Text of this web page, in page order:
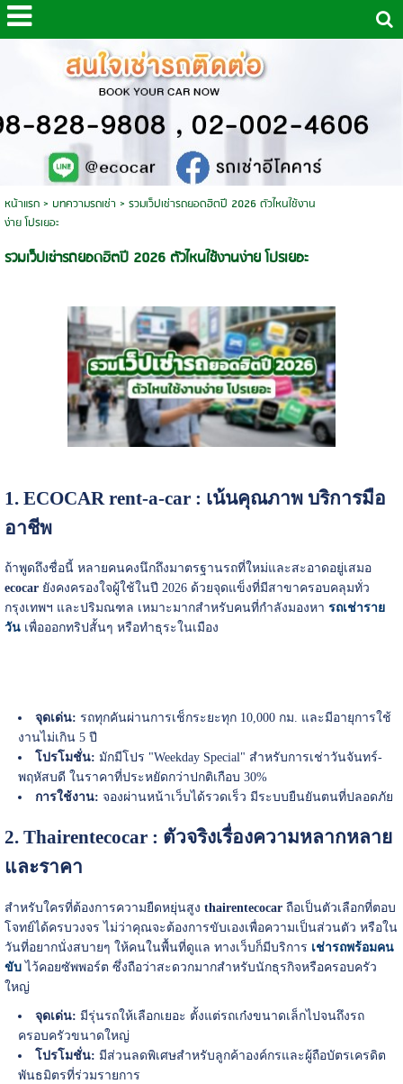
หน้าแรก> บทความรถเช่า > รวมเว็ปเช่ารถยอดฮิตปี 2026 ตัวไหนใช้งาน
ง่าย โปรเยอะ
รวมเว็ปเช่ารถยอดฮิตปี 2026 ตัวไหนใช้งานง่าย โปรเยอะ
1. ECOCAR rent-a-car : เน้นคุณภาพ บริการมือ
อาชีพ
ถ้าพูดถึงชื่อนี้ หลายคนคงนึกถึงมาตรฐานรถที่ใหม่และสะอาดอยู่เสมอ
ecocarยังคงครองใจผู้ใช้ในปี 2026 ด้วยจุดแข็งที่มีสาขาครอบคลุมทั่ว
กรุงเทพฯ และปริมณฑล เหมาะมากสำหรับคนที่กำลังมองหา รถเช่าราย
วันเพื่อออกทริปสั้นๆ หรือทำธุระในเมือง
จุดเด่น: รถทุกคันผ่านการเช็กระยะทุก 10,000 กม. และมีอายุการใช้
งานไม่เกิน 5 ปี
โปรโมชั่น: มักมีโปร "Weekday Special" สำหรับการเช่าวันจันทร์-
พฤหัสบดี ในราคาที่ประหยัดกว่าปกติเกือบ 30%
การใช้งาน: จองผ่านหน้าเว็บได้รวดเร็ว มีระบบยืนยันตนที่ปลอดภัย
2. Thairentecocar : ตัวจริงเรื่องความหลากหลาย
และราคา
สำหรับใครที่ต้องการความยืดหยุ่นสูง thairentecocarถือเป็นตัวเลือกที่ตอบ
โจทย์ได้ครบวงจร ไม่ว่าคุณจะต้องการขับเองเพื่อความเป็นส่วนตัว หรือใน
วันที่อยากนั่งสบายๆ ให้คนในพื้นที่ดูแล ทางเว็บก็มีบริการ เช่ารถพร้อมคน
ขับไว้คอยซัพพอร์ต ซึ่งถือว่าสะดวกมากสำหรับนักธุรกิจหรือครอบครัว
ใหญ่
จุดเด่น: มีรุ่นรถให้เลือกเยอะ ตั้งแต่รถเก๋งขนาดเล็กไปจนถึงรถ
ครอบครัวขนาดใหญ่
โปรโมชั่น: มีส่วนลดพิเศษสำหรับลูกค้าองค์กรและผู้ถือบัตรเครดิต
พันธมิตรที่ร่วมรายการ